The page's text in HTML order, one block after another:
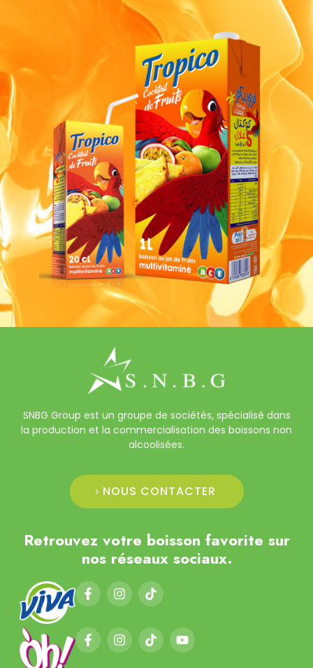
SNBG Group est un groupe de sociétés, spécialisé dans
la production et la commercialisation des boissons non
alcoolisées.
NOUS CONTACTER
Retrouvez votre boisson favorite sur
nos réseaux sociaux.